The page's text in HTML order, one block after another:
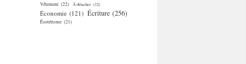
Vêtement (22) À détacher (12)
Économie (121) Écriture (256)
Ésotérisme (21)